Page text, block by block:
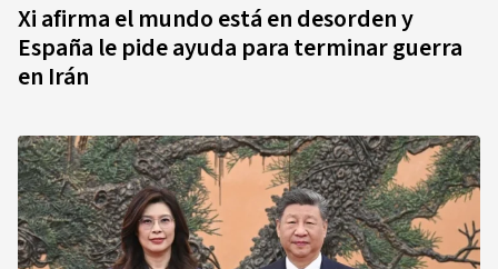
Xi afirma el mundo está en desorden y
España le pide ayuda para terminar guerra
en Irán